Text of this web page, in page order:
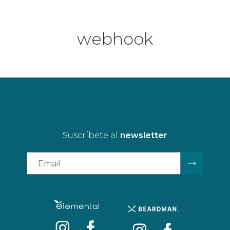
webhook
Suscríbete al newsletter